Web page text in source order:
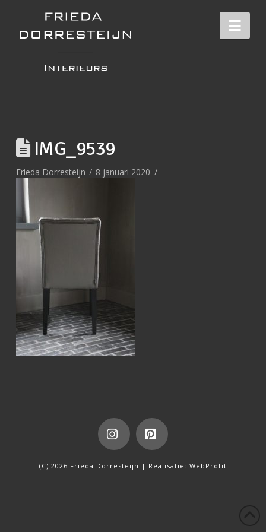
IMG_9539
Frieda Dorresteijn 8 januari 2020
InstagramPinterest
(C) 2026 Frieda Dorresteijn | Realisatie: WebProfit